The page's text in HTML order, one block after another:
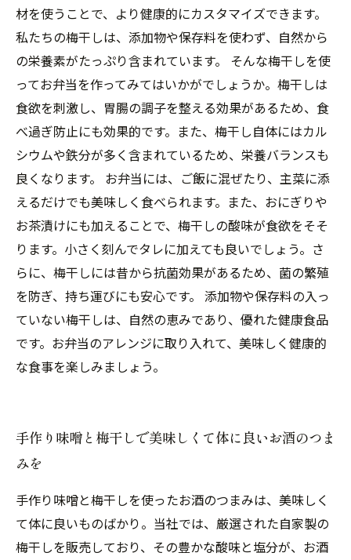
材を使うことで、より健康的にカスタマイズできます。
私たちの梅干しは、添加物や保存料を使わず、自然から
の栄養素がたっぷり含まれています。 そんな梅干しを使
ってお弁当を作ってみてはいかがでしょうか。梅干しは
食欲を刺激し、胃腸の調子を整える効果があるため、食
べ過ぎ防止にも効果的です。また、梅干し自体にはカル
シウムや鉄分が多く含まれているため、栄養バランスも
良くなります。 お弁当には、ご飯に混ぜたり、主菜に添
えるだけでも美味しく食べられます。また、おにぎりや
お茶漬けにも加えることで、梅干しの酸味が食欲をそそ
ります。小さく刻んでタレに加えても良いでしょう。さ
らに、梅干しには昔から抗菌効果があるため、菌の繁殖
を防ぎ、持ち運びにも安心です。 添加物や保存料の入っ
ていない梅干しは、自然の恵みであり、優れた健康食品
です。お弁当のアレンジに取り入れて、美味しく健康的
な食事を楽しみましょう。
手作り味噌と梅干しで美味しくて体に良いお酒のつま
みを
手作り味噌と梅干しを使ったお酒のつまみは、美味しく
て体に良いものばかり。当社では、厳選された自家製の
梅干しを販売しており、その豊かな酸味と塩分が、お酒